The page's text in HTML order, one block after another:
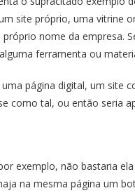
site próprio, uma vitrine
nome da empresa.
ferramenta ou
página digital, um site
como tal, ou então seria
exemplo, não bastaria
na mesma página um